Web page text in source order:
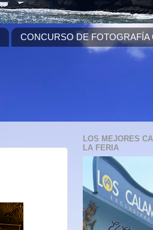
CONCURSO DE FOTOGRAFÍA
LOS MEJORES
LA FERIA